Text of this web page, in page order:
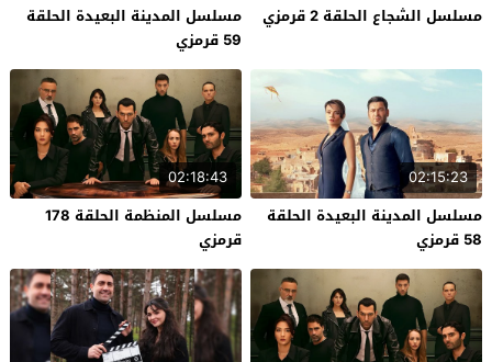
مسلسل الشجاع الحلقة 2 قرمزي
مسلسل المدينة البعيدة الحلقة
59 قرمزي
02:15:23
مسلسل المدينة البعيدة الحلقة
58 قرمزي
02:18:43
مسلسل المنظمة الحلقة 178
قرمزي